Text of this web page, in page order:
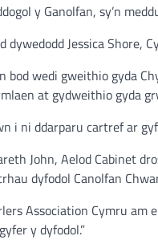
y Ganolfan, sy’n
Jessica Shore,
bod wedi gweithio gyda
at gydweithio gyda
i ni ddarparu cartref ar
John, Aelod Cabinet
dyfodol Canolfan
Association Cymru am
y dyfodol.”